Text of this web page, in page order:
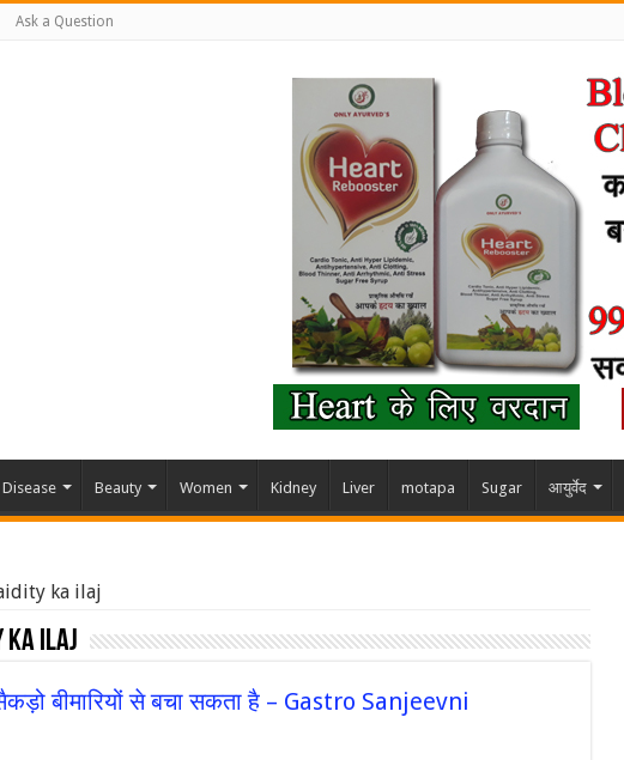
Ask a Question
Beauty Women Kidney Liver motapa Sugar आयुर्वेद
ka ilaj
ka ilaj
बीमारियों से बचा सकता है – Gastro Sanjeevni